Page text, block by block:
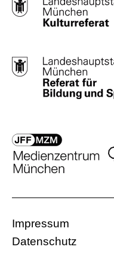
Impressum
Datenschutz